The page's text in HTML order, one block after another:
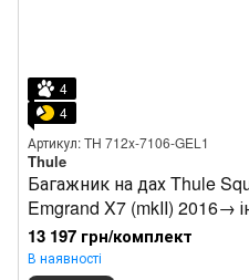
4
4
Артикул: TH 712x-7106-GEL1
Thule
Багажник на дах Thule
Emgrand X7 (mkII) 2016→
13 197 грн/комплект
В наявності